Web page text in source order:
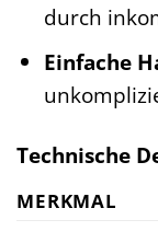
durch
Einfache
Technische
MERKMAL